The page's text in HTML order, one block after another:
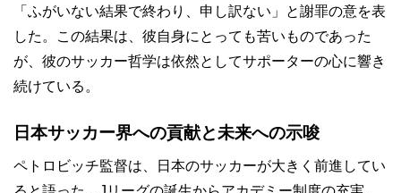
「ふがいない結果で終わり、申し訳ない」と謝罪の意を表
した。この結果は、彼自身にとっても苦いものであった
が、彼のサッカー哲学は依然としてサポーターの心に響き
続けている。
日本サッカー界への貢献と未来への示唆
ペトロビッチ監督は、日本のサッカーが大きく前進してい